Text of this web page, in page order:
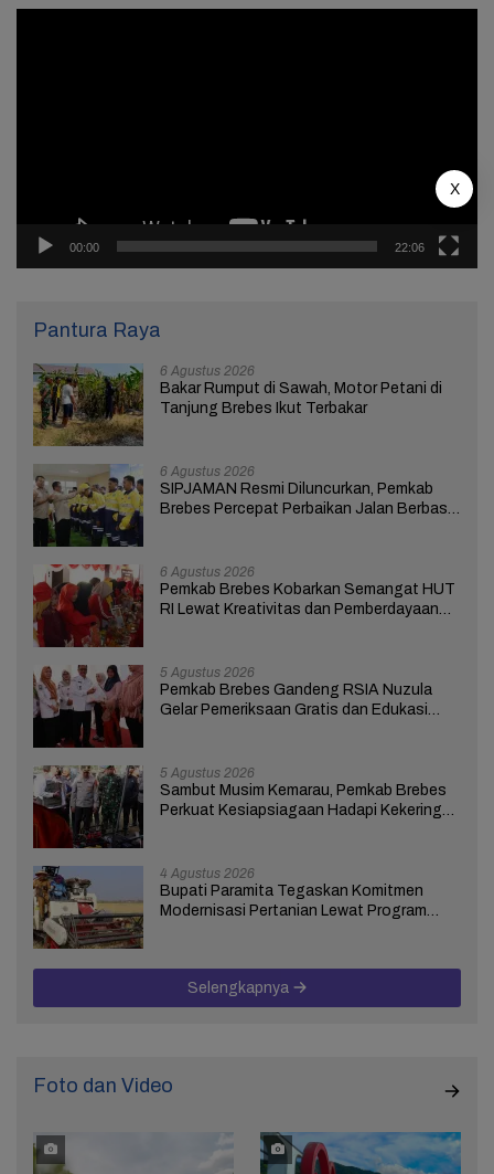
00:00 22:06
Pantura Raya
6 Agustus 2026
Bakar Rumput di Sawah, Motor Petani di
Tanjung Brebes Ikut Terbakar
6 Agustus 2026
SIPJAMAN Resmi Diluncurkan, Pemkab
Brebes Percepat Perbaikan Jalan Berbasis
6 Agustus 2026
Pemkab Brebes Kobarkan Semangat HUT
RI Lewat Kreativitas dan Pemberdayaan
5 Agustus 2026
Pemkab Brebes Gandeng RSIA Nuzula
Gelar Pemeriksaan Gratis dan Edukasi
5 Agustus 2026
Sambut Musim Kemarau, Pemkab Brebes
Perkuat Kesiapsiagaan Hadapi Kekeringan
4 Agustus 2026
Bupati Paramita Tegaskan Komitmen
Modernisasi Pertanian Lewat Program
Selengkapnya
Foto dan Video
X